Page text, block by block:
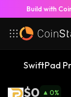
Build with
SwiftPad
$0 0%